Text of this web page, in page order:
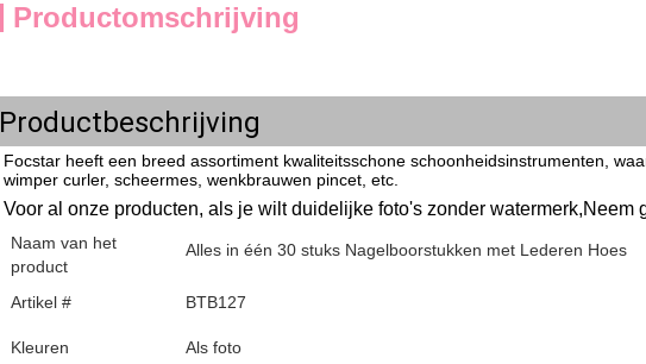
Productomschrijving
Productbeschrijving
Focstar heeft een breed assortiment kwaliteitsschone schoonheidsinstrumenten,
wimper curler, scheermes, wenkbrauwen pincet, etc.
Voor al onze producten, als je wilt duidelijke foto's zonder watermerk,Neem
Naam van het
product
Alles in één 30 stuks Nagelboorstukken met Lederen Hoes
Artikel # BTB127
Kleuren Als foto